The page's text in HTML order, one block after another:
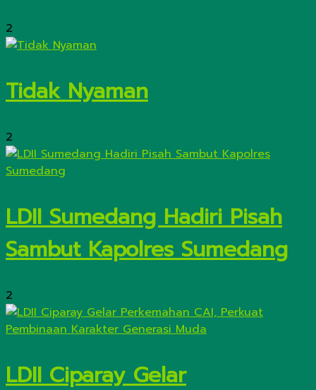
2
Tidak Nyaman
2
LDII Sumedang Hadiri Pisah
Sambut Kapolres Sumedang
2
LDII Ciparay Gelar